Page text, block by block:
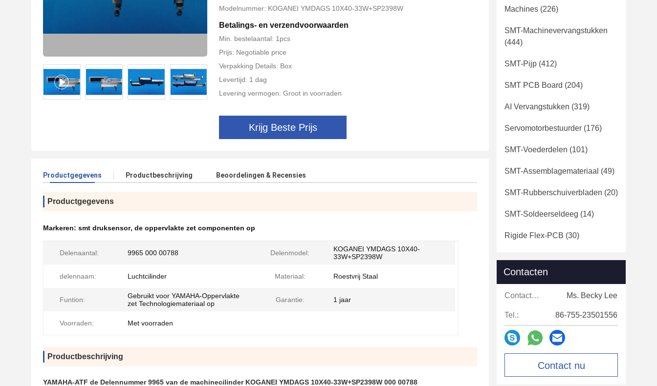
Modelnummer: KOGANEI YMDAGS 10X40-33W+SP2398W
Betalings- en verzendvoorwaarden
Min. bestelaantal: 1pcs
Prijs: Negotiable price
Verpakking Details: Box
Levertijd: 1 dag
Levering vermogen: Groot in voorraden
Krijg Beste Prijs
Productgegevens Productbeschrijving Beoordelingen & Recensies
Productgegevens
Markeren: smt druksensor, de oppervlakte zet componenten op
Delenaantal: 9965 000 00788 Delenmodel:
KOGANEI YMDAGS 10X40-
33W+SP2398W
delennaam: Luchtcilinder Materiaal: Roestvrij Staal
Funtion:
Gebruikt voor YAMAHA-Oppervlakte
zet Technologiemateriaal op
Garantie: 1 jaar
Voorraden: Met voorraden
Productbeschrijving
YAMAHA-ATF de Delennummer 9965 van de machinecilinder KOGANEI YMDAGS 10X40-33W+SP2398W 000 00788
Machines (226)
SMT-Machinevervangstukken
(444)
SMT-Pijp (412)
SMT PCB Board (204)
AI Vervangstukken (319)
Servomotorbestuurder (176)
SMT-Voederdelen (101)
SMT-Assemblagemateriaal (49)
SMT-Rubberschuiverbladen (20)
SMT-Soldeerseldeeg (14)
Rigide Flex-PCB (30)
Contacten
Contacten: Ms. Becky Lee
Tel.: 86-755-23501556
Contact nu